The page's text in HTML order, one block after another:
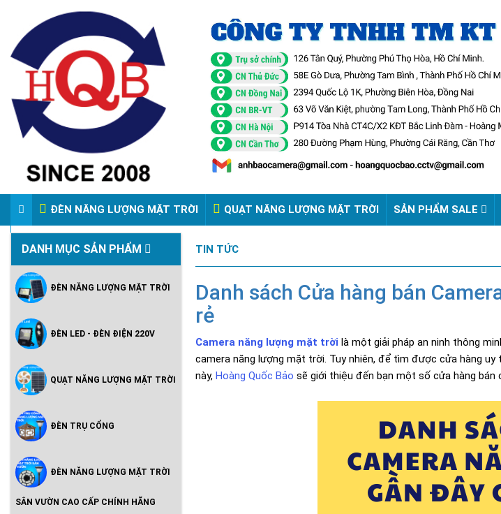
ĐÈN NĂNG LƯỢNG MẶT TRỜI QUẠT NĂNG LƯỢNG MẶT TRỜI SẢN PHẨM SALE
VIDEO ĐÈN PHA ĐIỆN 220V
DANH MỤC SẢN PHẨM
ĐÈN NĂNG LƯỢNG MẶT TRỜI
ĐÈN LED - ĐÈN ĐIỆN 220V
Hoàng Quốc Bảo - Độ Sáng Cao,
QUẠT NĂNG LƯỢNG MẶT TRỜI
ĐÈN TRỤ CỔNG
ĐÈN NĂNG LƯỢNG MẶT TRỜI
SÂN VƯỜN CAO CẤP CHÍNH HÃNG
TIN TỨC
Danh sách Cửa hàng bán
rẻ
Camera năng lượng mặt trờilà một giải pháp an ninh thông
camera năng lượng mặt trời. Tuy nhiên, để tìm được cửa hàng uy
này,Hoàng Quốc Bảo sẽ giới thiệu đến bạn một số cửa hàng bán